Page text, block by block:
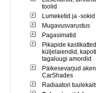
toolid
Lumeketid ja -sokid
Mugavusvarustus
Pagasimatid
Pikapide
küljelaiendid,
tagaluugi amordid
Päikesevarjud
CarShades
Radiaatori